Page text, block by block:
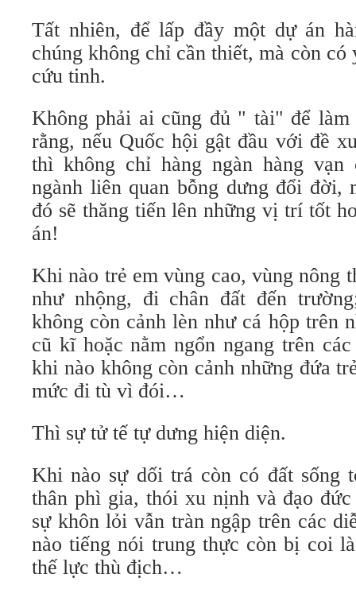
Tất nhiên, để lấp đầy một dự án
chúng không chỉ cần thiết, mà còn
cứu tinh.
Không phải ai cũng đủ " tài" để
rằng, nếu Quốc hội gật đầu với đề
thì không chỉ hàng ngàn hàng vạn
ngành liên quan bỗng dưng đổi đời,
đó sẽ thăng tiến lên những vị trí tốt
án!
Khi nào trẻ em vùng cao, vùng nông
như nhộng, đi chân đất đến
không còn cảnh lèn như cá hộp trên
cũ kĩ hoặc nằm ngổn ngang trên
khi nào không còn cảnh những đứa
mức đi tù vì đói…
Thì sự tử tế tự dưng hiện diện.
Khi nào sự dối trá còn có đất sống
thân phì gia, thói xu nịnh và đạo
sự khôn lỏi vẫn tràn ngập trên các
nào tiếng nói trung thực còn bị coi
thế lực thù địch…